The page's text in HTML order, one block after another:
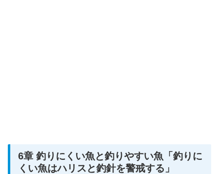
6章 釣りにくい魚と釣りやすい魚「釣りに
くい魚はハリスと釣針を警戒する」